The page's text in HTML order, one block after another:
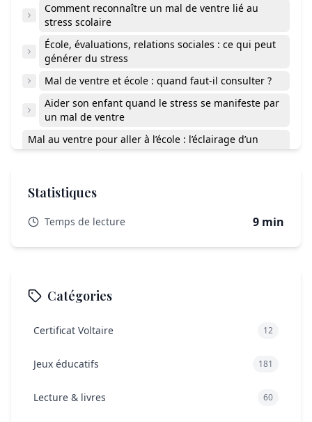
Comment reconnaître un mal de ventre lié au
stress scolaire
École, évaluations, relations sociales : ce qui peut
générer du stress
Mal de ventre et école : quand faut-il consulter ?
Aider son enfant quand le stress se manifeste par
un mal de ventre
Mal au ventre pour aller à l’école : l’éclairage d’un
psychologue
d’école ?
les jours ?
Mon enfant fake-t-il son mal de ventre pour éviter
Statistiques
Temps de lecture 9 min
Catégories
Certificat Voltaire 12
Jeux éducatifs 181
Lecture & livres 60